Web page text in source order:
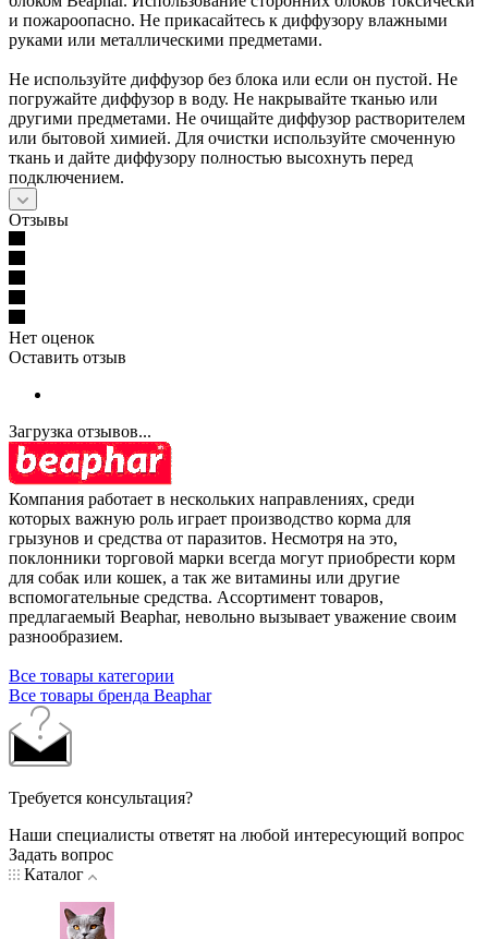
и пожароопасно. Не прикасайтесь к диффузору влажными
руками или металлическими предметами.
Не используйте диффузор без блока или если он пустой. Не
погружайте диффузор в воду. Не накрывайте тканью или
другими предметами. Не очищайте диффузор растворителем
или бытовой химией. Для очистки используйте смоченную
ткань и дайте диффузору полностью высохнуть перед
подключением.
Отзывы
Нет оценок
Оставить отзыв
Загрузка отзывов...
Компания работает в нескольких направлениях, среди
которых важную роль играет производство корма для
грызунов и средства от паразитов. Несмотря на это,
поклонники торговой марки всегда могут приобрести корм
для собак или кошек, а так же витамины или другие
вспомогательные средства. Ассортимент товаров,
предлагаемый Beaphar, невольно вызывает уважение своим
разнообразием.
Все товары категории
Все товары бренда Beaphar
Требуется консультация?
Наши специалисты ответят на любой интересующий вопрос
Задать вопрос
Каталог